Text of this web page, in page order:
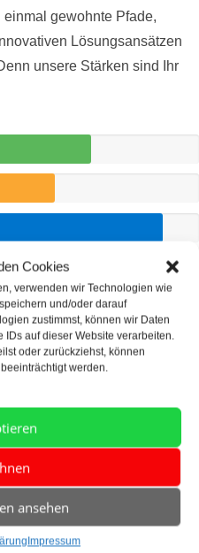
Cookies
verwenden wir Technologien wie
und/oder darauf
zustimmst, können wir Daten
auf dieser Website verarbeiten.
oder zurückziehst, können
werden.
ansehen
Impressum
gewohnte Pfade,
Lösungsansätzen
unsere Stärken sind Ihr
agierendes
um Google maps